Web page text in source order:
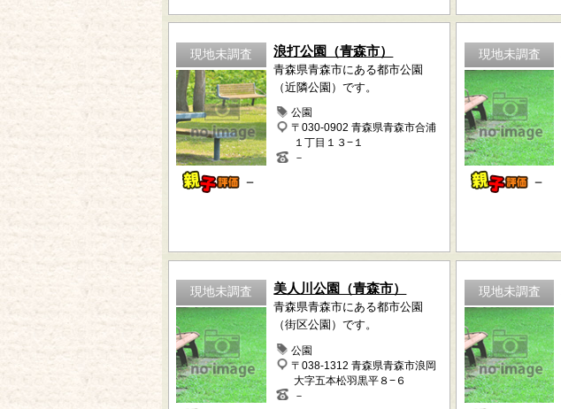
現地未調査
－
浪打公園（青森市）
青森県青森市にある都市公園
（近隣公園）です。
公園
〒030-0902 青森県青森市合浦
１丁目１３−１
－
現地未調査
－
現地未調査 美人川公園（青森市）
青森県青森市にある都市公園
（街区公園）です。
公園
〒038-1312 青森県青森市浪岡
大字五本松羽黒平８−６
－
現地未調査